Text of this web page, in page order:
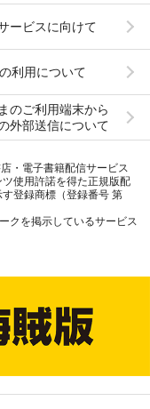
ービスに向けて
利用について
のご利用端末から
外部送信について
・電子書籍配信サービス
使用許諾を得た正規版配
登録商標（登録番号 第
クを掲示しているサービス